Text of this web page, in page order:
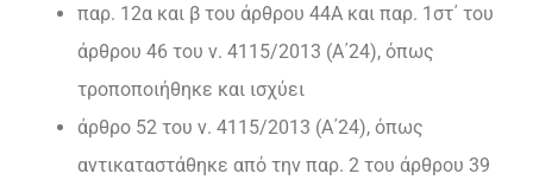
παρ. 12α και β του άρθρου 44Α και παρ. 1στ΄ του
άρθρου 46 του ν. 4115/2013 (Α΄24), όπως
τροποποιήθηκε και ισχύει
άρθρο 52 του ν. 4115/2013 (Α΄24), όπως
αντικαταστάθηκε από την παρ. 2 του άρθρου 39